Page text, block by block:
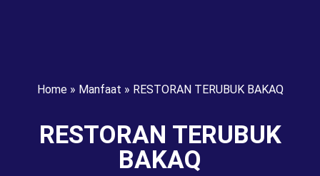
Home» Manfaat » RESTORAN TERUBUK BAKAQ
RESTORAN TERUBUK
BAKAQ